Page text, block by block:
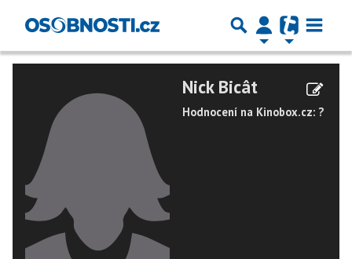
Nick Bicât
Hodnocení na Kinobox.cz: ?